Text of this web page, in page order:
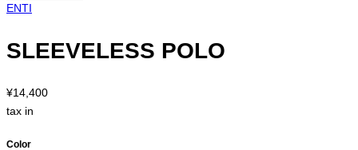
ENTI
SLEEVELESS POLO
¥14,400
tax in
Color